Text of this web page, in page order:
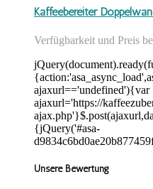
Kaffeebereiter
Verfügbarkeit und Preis
ajaxurl=='undefined'){var
ajaxurl='https://
{jQuery('#asa-
Unsere Bewertung